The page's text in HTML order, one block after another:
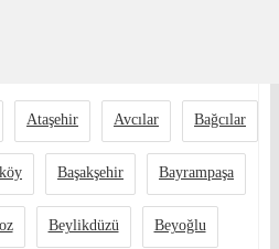
Ataşehir Avcılar Bağcılar
Başakşehir Bayrampaşa
Beylikdüzü Beyoğlu